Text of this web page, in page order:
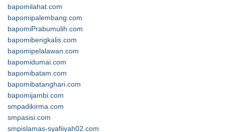
bapomilahat.com
bapomipalembang.com
bapomiPrabumulih.com
bapomibengkalis.com
bapomipelalawan.com
bapomidumai.com
bapomibatam.com
bapomibatanghari.com
bapomijambi.com
smpadikirma.com
smpasisi.com
smpislamas-syafiiyah02.com